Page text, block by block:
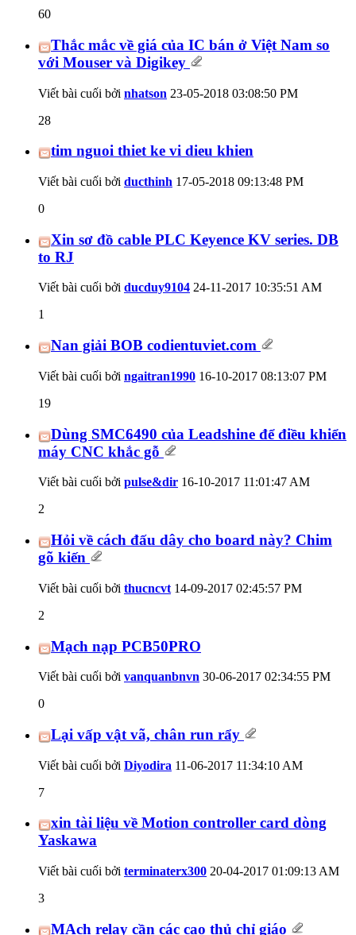
60
Thắc mắc về giá của IC bán ở Việt Nam so
với Mouser và Digikey
Viết bài cuối bởi nhatson 23-05-2018 03:08:50 PM
28
tim nguoi thiet ke vi dieu khien
Viết bài cuối bởi ducthinh 17-05-2018 09:13:48 PM
0
Xin sơ đồ cable PLC Keyence KV series. DB
to RJ
Viết bài cuối bởi ducduy9104 24-11-2017 10:35:51 AM
1
Nan giải BOB codientuviet.com
Viết bài cuối bởi ngaitran1990 16-10-2017 08:13:07 PM
19
Dùng SMC6490 của Leadshine để điều khiển
máy CNC khắc gỗ
Viết bài cuối bởi pulse&dir 16-10-2017 11:01:47 AM
2
Hỏi về cách đấu dây cho board này? Chim
gõ kiến
Viết bài cuối bởi thucncvt 14-09-2017 02:45:57 PM
2
Mạch nạp PCB50PRO
Viết bài cuối bởi vanquanbnvn 30-06-2017 02:34:55 PM
0
Lại vấp vật vã, chân run rẩy
Viết bài cuối bởi Diyodira 11-06-2017 11:34:10 AM
7
xin tài liệu về Motion controller card dòng
Yaskawa
Viết bài cuối bởi terminaterx300 20-04-2017 01:09:13 AM
3
MẠch relay cần các cao thủ chỉ giáo